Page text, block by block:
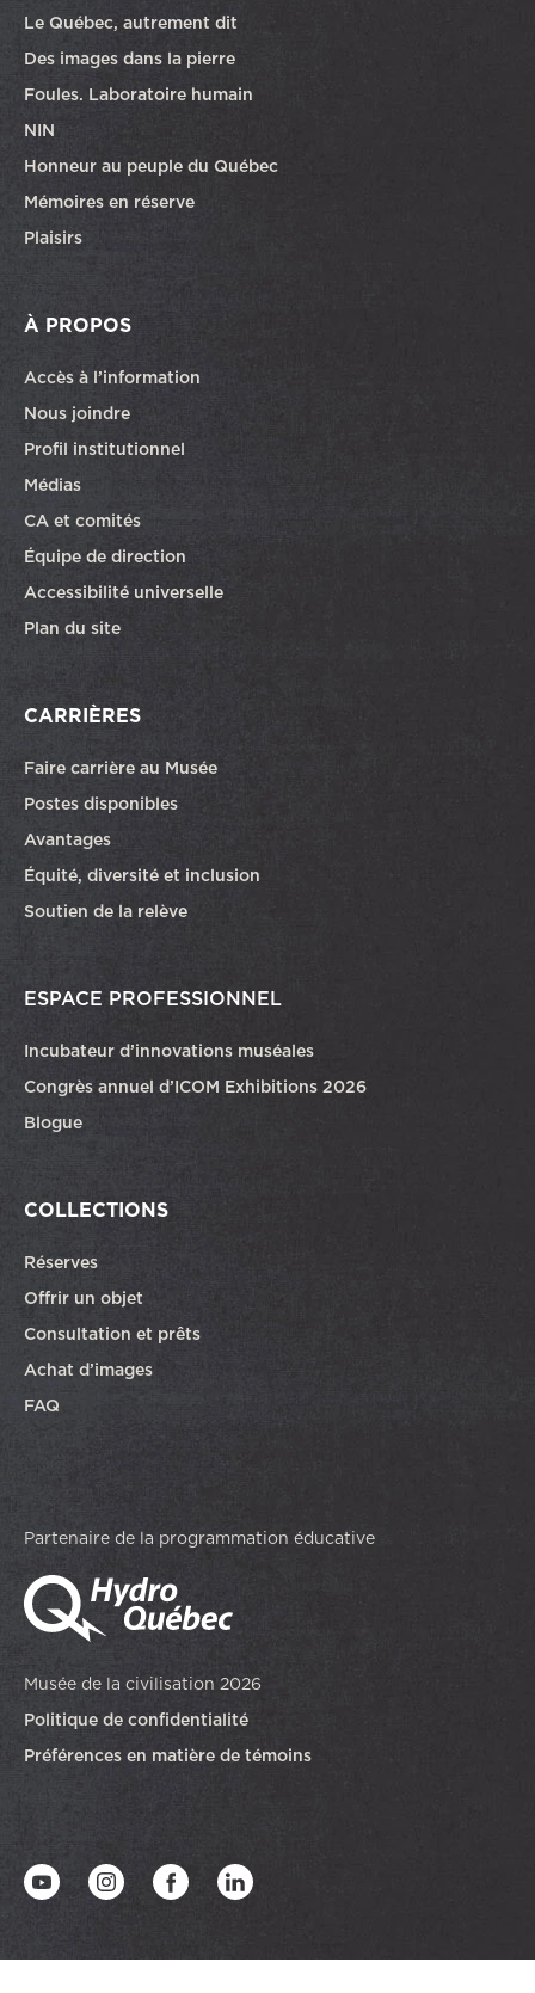
Le Québec, autrement dit
Des images dans la pierre
Foules. Laboratoire humain
NIN
Honneur au peuple du Québec
Mémoires en réserve
Plaisirs
À PROPOS
Accès à l’information
Nous joindre
Profil institutionnel
Médias
CA et comités
Équipe de direction
Accessibilité universelle
Plan du site
CARRIÈRES
Faire carrière au Musée
Postes disponiblesCe lien ouvrira dans une autre fenêtre
Avantages
Équité, diversité et inclusion
Soutien de la relève
ESPACE PROFESSIONNEL
Incubateur d’innovations muséales
Congrès annuel d’ICOM Exhibitions 2026
Blogue
COLLECTIONS
Réserves
Offrir un objet
Consultation et prêts
Achat d’images
FAQ
Partenaire de la programmation éducative
Musée de la civilisation 2026
Politique de confidentialité
Préférences en matière de témoins